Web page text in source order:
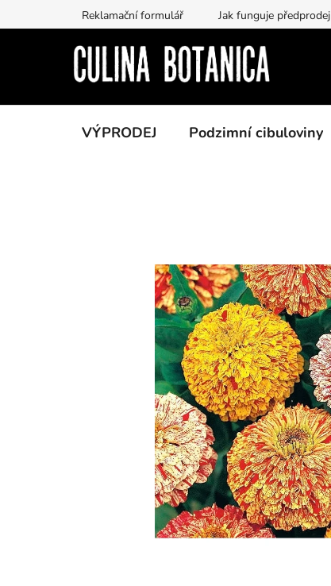
na
Reklamační formulář Jak funguje předprodej
VÝPRODEJ Podzimní cibuloviny